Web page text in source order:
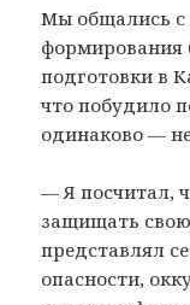
Мы общались с
формирования
подготовки в
что побудило
одинаково —
— Я посчитал,
защищать
представлял
опасности,